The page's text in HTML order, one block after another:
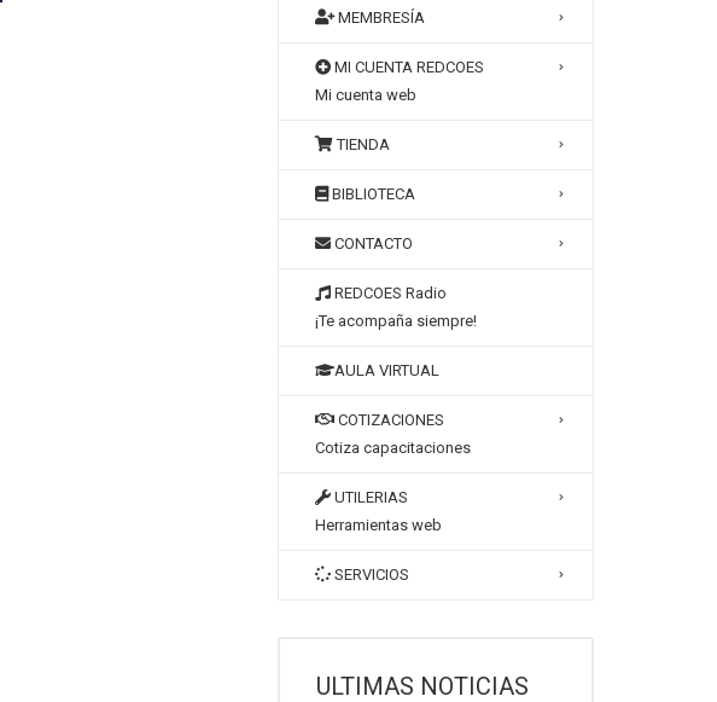
MEMBRESÍA
MI CUENTA REDCOES
Mi cuenta web
TIENDA
BIBLIOTECA
CONTACTO
REDCOES Radio
¡Te acompaña siempre!
AULA VIRTUAL
COTIZACIONES
Cotiza capacitaciones
UTILERIAS
Herramientas web
SERVICIOS
ULTIMAS NOTICIAS